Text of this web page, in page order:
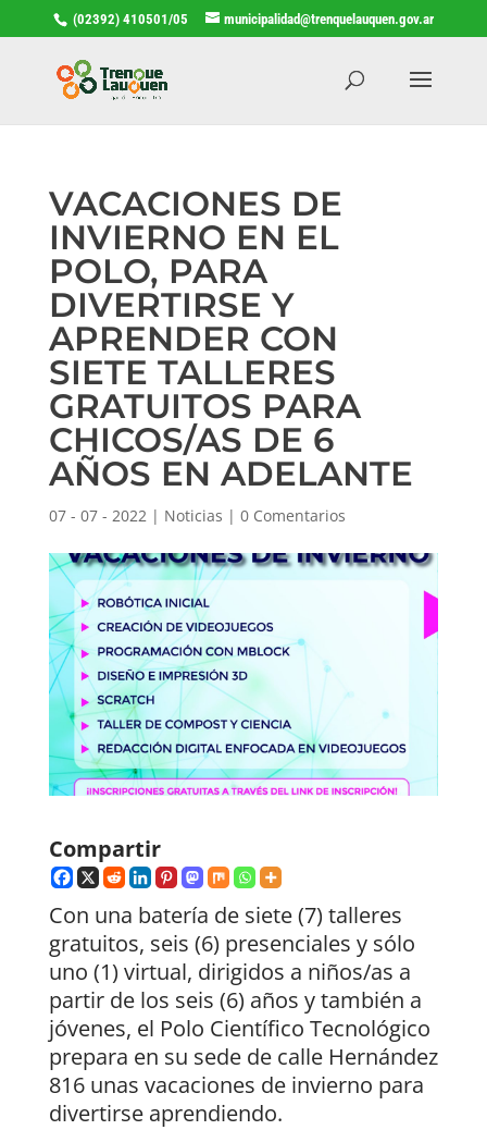
(02392) 410501/05 municipalidad@trenquelauquen.gov.ar
VACACIONES DE
INVIERNO EN EL
POLO, PARA
DIVERTIRSE Y
APRENDER CON
SIETE TALLERES
GRATUITOS PARA
CHICOS/AS DE 6
AÑOS EN ADELANTE
07 - 07 - 2022 | Noticias | 0 Comentarios
Compartir
Con una batería de siete (7) talleres
gratuitos, seis (6) presenciales y sólo
uno (1) virtual, dirigidos a niños/as a
partir de los seis (6) años y también a
jóvenes, el Polo Científico Tecnológico
prepara en su sede de calle Hernández
816 unas vacaciones de invierno para
divertirse aprendiendo.